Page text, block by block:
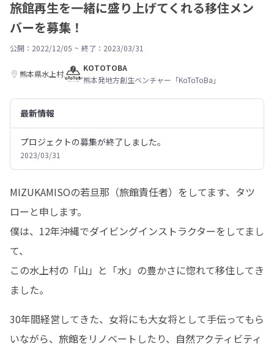
旅館再生を一緒に盛り上げてくれる移住メン
バーを募集！
公開：2022/12/05 ~ 終了：2023/03/31
熊本県水上村
KOTOTOBA
熊本発地方創生ベンチャー「KoToToBa」
最新情報
プロジェクトの募集が終了しました。
2023/03/31
MIZUKAMISOの若旦那（旅館責任者）をしてます、タツ
ローと申します。
僕は、12年沖縄でダイビングインストラクターをしてまし
て、
この水上村の「山」と「水」の豊かさに惚れて移住してき
ました。
30年間経営してきた、女将にも大女将として手伝ってもら
いながら、旅館をリノベートしたり、自然アクティビティ